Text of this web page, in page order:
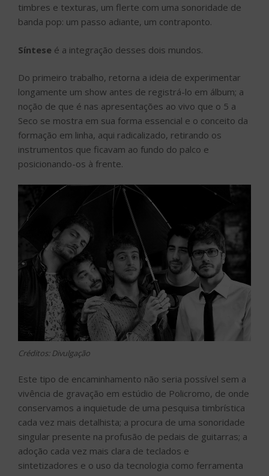
timbres e texturas, um flerte com uma sonoridade de
banda pop: um passo adiante, um contraponto.
Síntese é a integração desses dois mundos.
Do primeiro trabalho, retorna a ideia de experimentar
longamente um show antes de registrá-lo em álbum; a
noção de que é nas apresentações ao vivo que o 5 a
Seco se mostra em sua forma essencial e o conceito da
formação em linha, aqui radicalizado, retirando os
instrumentos que ficavam ao fundo do palco e
posicionando-os à frente.
Créditos: Divulgação
Este tipo de encaminhamento não seria possível sem a
vivência de gravação em estúdio de Policromo, de onde
conservamos a inquietude de uma pesquisa timbrística
cada vez mais detalhista; a procura de uma sonoridade
singular presente na profusão de pedais de guitarras; a
adoção cada vez mais clara de teclados e
sintetizadores e o uso da tecnologia como ferramenta